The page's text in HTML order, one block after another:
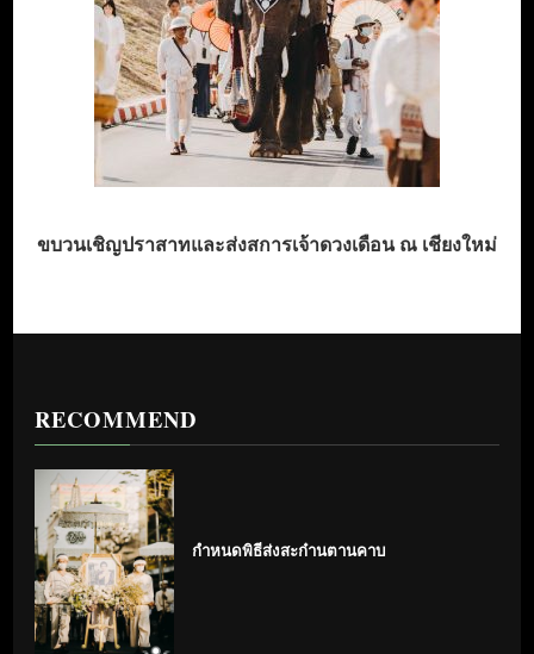
ขบวนเชิญปราสาทและส่งสการเจ้าดวงเดือน ณ เชียงใหม่
RECOMMEND
กำหนดพิธีส่งสะก๋านตานคาบ